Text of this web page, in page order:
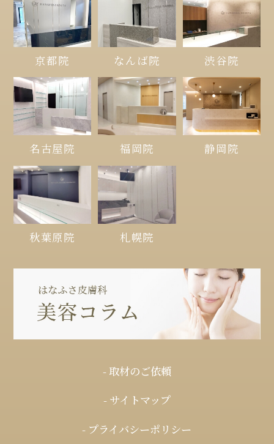
京都院 なんば院 渋谷院
名古屋院 福岡院 静岡院
秋葉原院 札幌院
- 取材のご依頼
- サイトマップ
- プライバシーポリシー